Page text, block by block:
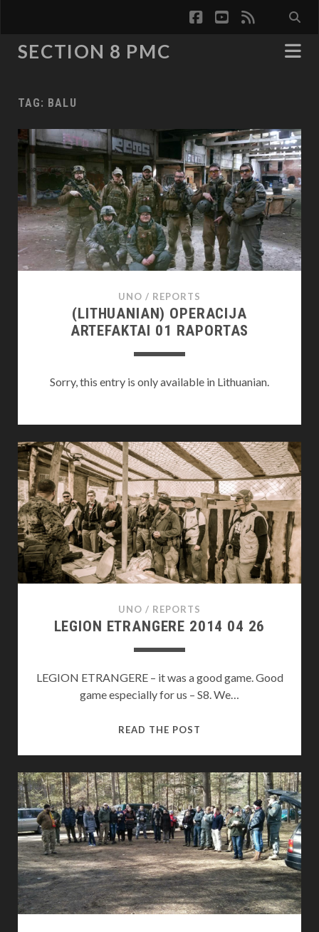
facebook
youtube
rss
SECTION 8 PMC
TAG: BALU
UNO / REPORTS
(LITHUANIAN) OPERACIJA
ARTEFAKTAI 01 RAPORTAS
Sorry, this entry is only available in Lithuanian.
UNO / REPORTS
LEGION ETRANGERE 2014 04 26
LEGION ETRANGERE – it was a good game. Good
game especially for us – S8. We…
READ THE POST
04
26